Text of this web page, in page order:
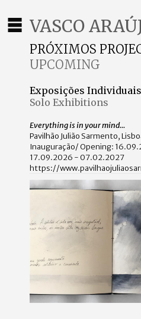
PRÓXIMOS
UPCOMING
Exposições
Solo Exhibitions
Everything is in your mind...
Pavilhão Julião Sarmento,
Inauguração/ Opening:
17.09.2026 - 07.02.2027
https://
VASCO